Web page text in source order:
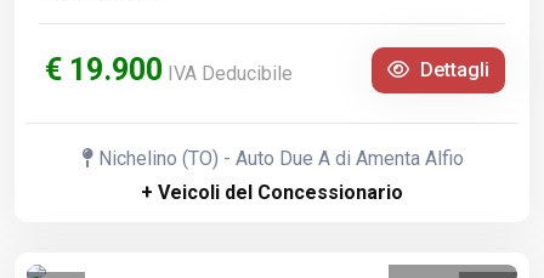
€ 19.900 IVA Deducibile Dettagli
Nichelino (TO) - Auto Due A di Amenta Alfio
+ Veicoli del Concessionario